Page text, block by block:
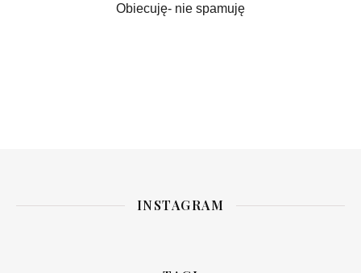
Obiecuję- nie spamuję
INSTAGRAM